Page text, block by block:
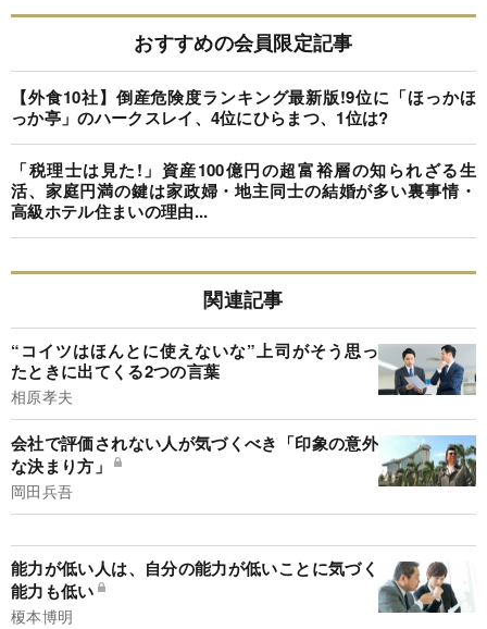
おすすめの会員限定記事
【外食10社】倒産危険度ランキング最新版!9位に「ほっかほ
っか亭」のハークスレイ、4位にひらまつ、1位は?
「税理士は見た!」資産100億円の超富裕層の知られざる生
活、家庭円満の鍵は家政婦・地主同士の結婚が多い裏事情・
高級ホテル住まいの理由...
関連記事
“コイツはほんとに使えないな”上司がそう思っ
たときに出てくる2つの言葉
相原孝夫
会社で評価されない人が気づくべき「印象の意外
な決まり方」
岡田兵吾
能力が低い人は、自分の能力が低いことに気づく
能力も低い
榎本博明